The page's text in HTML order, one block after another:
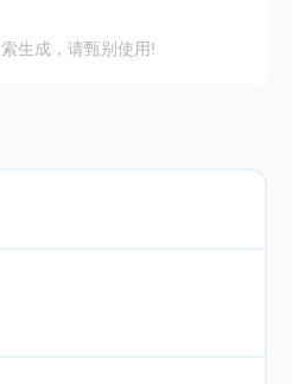
生成，请甄别使用!